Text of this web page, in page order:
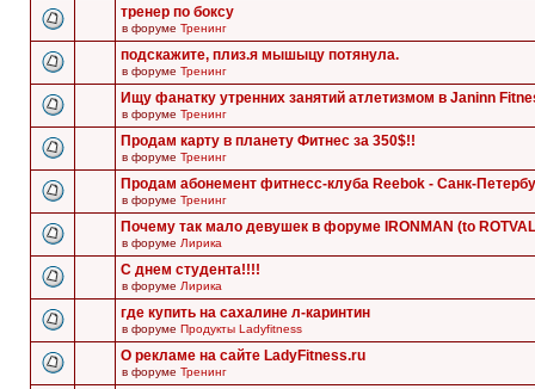
тренер по боксу
в форуме Тренинг
подскажите, плиз.я мышыцу потянула.
в форуме Тренинг
Ищу фанатку утренних занятий атлетизмом в Janinn
в форуме Тренинг
Продам карту в планету Фитнес за 350$!!
в форуме Тренинг
Продам абонемент фитнесс-клуба Reebok - Санк-
в форуме Тренинг
Почему так мало девушек в форуме IRONMAN (to
в форуме Лирика
С днем студента!!!!
в форуме Лирика
где купить на сахалине л-каринтин
в форуме Продукты Ladyfitness
О рекламе на сайте LadyFitness.ru
в форуме Тренинг